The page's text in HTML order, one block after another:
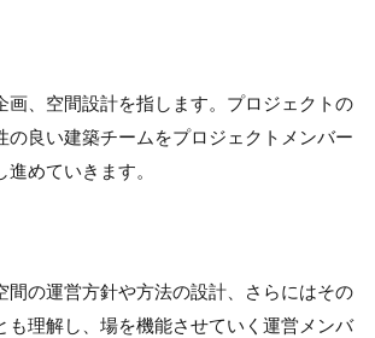
画、空間設計を指します。プロジェクトの
の良い建築チームをプロジェクトメンバー
めていきます。
間の運営方針や方法の設計、さらにはその
も理解し、場を機能させていく運営メンバ